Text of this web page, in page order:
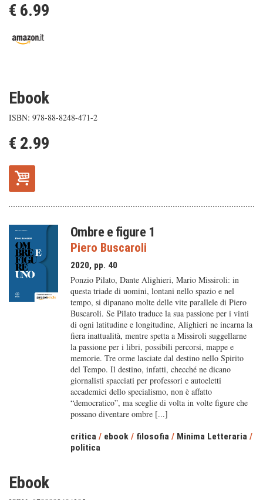
€ 6.99
Ebook
ISBN: 978-88-8248-471-2
€ 2.99
Ombre e figure 1
Piero Buscaroli
2020, pp. 40
Ponzio Pilato, Dante Alighieri, Mario Missiroli: in
questa triade di uomini, lontani nello spazio e nel
tempo, si dipanano molte delle vite parallele di Piero
Buscaroli. Se Pilato traduce la sua passione per i vinti
di ogni latitudine e longitudine, Alighieri ne incarna la
fiera inattualità, mentre spetta a Missiroli suggellarne
la passione per i libri, possibili percorsi, mappe e
memorie. Tre orme lasciate dal destino nello Spirito
del Tempo. Il destino, infatti, checché ne dicano
giornalisti spacciati per professori e autoeletti
accademici dello specialismo, non è affatto
“democratico”, ma sceglie di volta in volte figure che
possano diventare ombre [...]
critica / ebook / filosofia / Minima Letteraria /
politica
Ebook